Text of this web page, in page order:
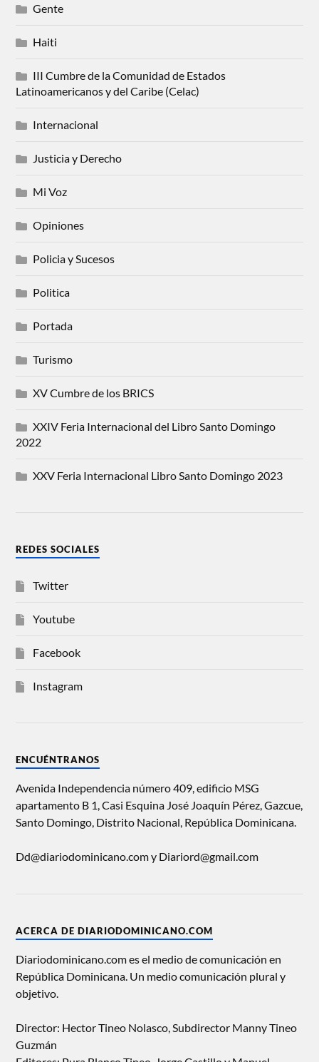
Gente
Haiti
III Cumbre de la Comunidad de Estados
Latinoamericanos y del Caribe (Celac)
Internacional
Justicia y Derecho
Mi Voz
Opiniones
Policia y Sucesos
Politica
Portada
Turismo
XV Cumbre de los BRICS
XXIV Feria Internacional del Libro Santo Domingo
2022
XXV Feria Internacional Libro Santo Domingo 2023
REDES SOCIALES
Twitter
Youtube
Facebook
Instagram
ENCUÉNTRANOS
Avenida Independencia número 409, edificio MSG
apartamento B 1, Casi Esquina José Joaquín Pérez, Gazcue,
Santo Domingo, Distrito Nacional, República Dominicana.
Dd@diariodominicano.com y Diariord@gmail.com
ACERCA DE DIARIODOMINICANO.COM
Diariodominicano.com es el medio de comunicación en
República Dominicana. Un medio comunicación plural y
objetivo.
Director: Hector Tineo Nolasco, Subdirector Manny Tineo
Guzmán